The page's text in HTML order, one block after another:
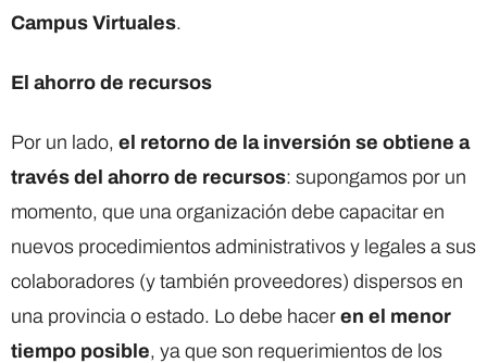
Campus Virtuales.
El ahorro de recursos
Por un lado, el retorno de la inversión se obtiene a
través del ahorro de recursos: supongamos por un
momento, que una organización debe capacitar en
nuevos procedimientos administrativos y legales a sus
colaboradores (y también proveedores) dispersos en
una provincia o estado. Lo debe hacer en el menor
tiempo posible, ya que son requerimientos de los